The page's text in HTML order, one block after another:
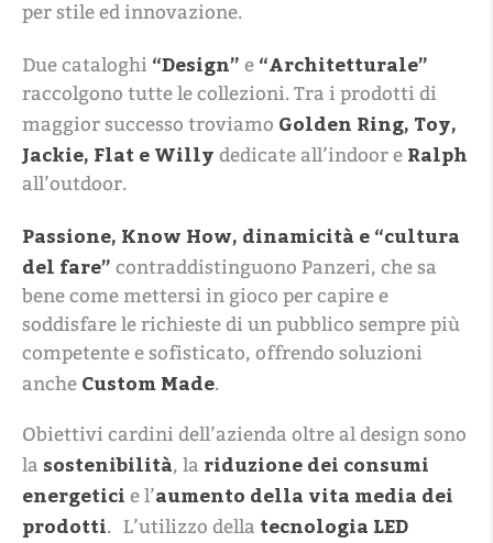
per stile ed innovazione.
Due cataloghi “Design” e “Architetturale”
raccolgono tutte le collezioni. Tra i prodotti di
maggior successo troviamo Golden Ring, Toy,
Jackie, Flat e Willy dedicate all’indoor e Ralph
all’outdoor.
Passione, Know How, dinamicità e “cultura
del fare” contraddistinguono Panzeri, che sa
bene come mettersi in gioco per capire e
soddisfare le richieste di un pubblico sempre più
competente e sofisticato, offrendo soluzioni
anche Custom Made.
Obiettivi cardini dell’azienda oltre al design sono
la sostenibilità, la riduzione dei consumi
energetici e l’aumento della vita media dei
prodotti. L’utilizzo della tecnologia LED